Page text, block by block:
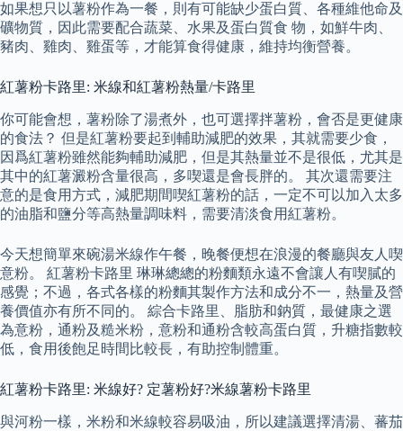
如果想只以薯粉作為一餐，則有可能缺少蛋白質、各種維他命及
礦物質，因此需要配合蔬菜、水果及蛋白質食 物，如鮮牛肉、
豬肉、雞肉、雞蛋等，才能算食得健康，維持均衡營養。
紅薯粉卡路里: 米線和紅薯粉熱量/卡路里
你可能會想，薯粉除了湯煮外，也可選擇拌薯粉，會否是更健康
的食法？ 但是紅薯粉要起到輔助減肥的效果，其就需要少食，
因爲紅薯粉雖然能夠輔助減肥，但是其熱量並不是很低，尤其是
其中的紅薯澱粉含量很高，多喫還是會長胖的。 其次還需要注
意的是食用方式，減肥期間喫紅薯粉的話，一定不可以加入太多
的油脂和鹽分等高熱量調味料，需要清淡食用紅薯粉。
今天想簡單來碗湯米線作午餐，晚餐便想在浪漫的餐廳與友人喫
意粉。 紅薯粉卡路里 琳琳總總的粉麵類永遠不會讓人有喫膩的
感覺；不過，各式各樣的粉麵其製作方法和成分不一，熱量及營
養價值亦有所不同的。 綜合卡路里、脂肪和鈉質，最健康之選
為意粉，通粉及糙米粉，意粉和通粉含較高蛋白質，升糖指數較
低，食用後飽足時間比較長，有助控制體重。
紅薯粉卡路里: 米線好? 定薯粉好?米線薯粉卡路里
與河粉一樣，米粉和米線較容易吸油，所以建議選擇清湯、蕃茄